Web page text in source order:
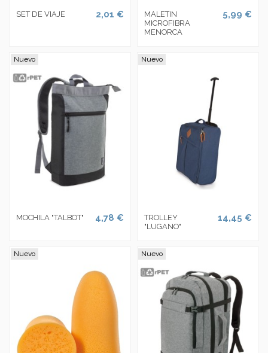
SET DE VIAJE 2,01 €
MALETIN
MICROFIBRA
MENORCA
5,99 €
Nuevo
MOCHILA "TALBOT" 4,78 €
Nuevo
TROLLEY
"LUGANO"
14,45 €
Nuevo Nuevo